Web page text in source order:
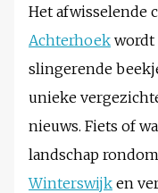
Het afwisselende
Achterhoek wordt
slingerende
unieke
nieuws. Fiets of
landschap
Winterswijk en